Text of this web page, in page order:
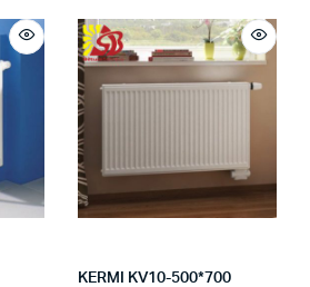
KERMI KV10-500*700